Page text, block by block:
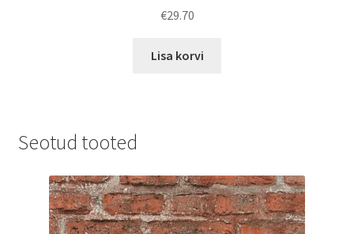
€29.70
Lisa korvi
Seotud tooted